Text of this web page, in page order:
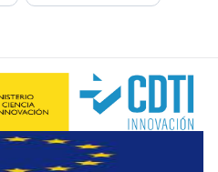
en un origen
de alimentos y